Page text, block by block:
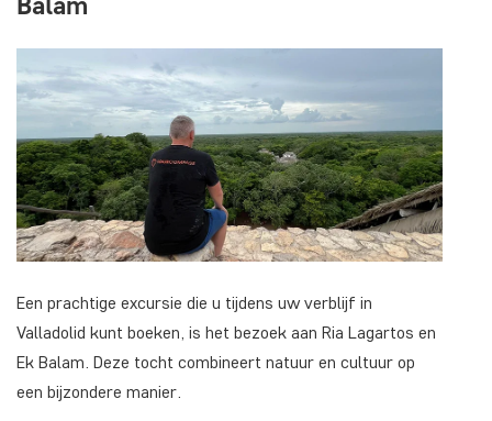
Een prachtige excursie die u tijdens uw verblijf in
Valladolid kunt boeken, is het bezoek aan Ria Lagartos en
Ek Balam. Deze tocht combineert natuur en cultuur op
een bijzondere manier.